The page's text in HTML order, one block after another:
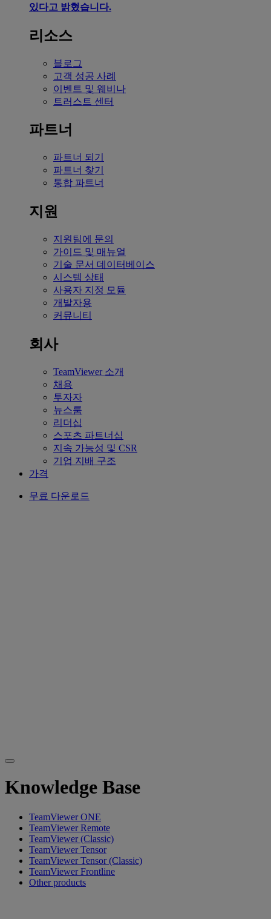
있다고 밝혔습니다.
리소스
블로그
고객 성공 사례
이벤트 및 웨비나
트러스트 센터
파트너
파트너 되기
파트너 찾기
통합 파트너
지원
지원팀에 문의
가이드 및 매뉴얼
기술 문서 데이터베이스
시스템 상태
사용자 지정 모듈
개발자용
커뮤니티
회사
TeamViewer 소개
채용
투자자
뉴스룸
리더십
스포츠 파트너십
지속 가능성 및 CSR
기업 지배 구조
가격
무료 다운로드
Knowledge Base
TeamViewer ONE
TeamViewer Remote
TeamViewer (Classic)
TeamViewer Tensor
TeamViewer Tensor (Classic)
TeamViewer Frontline
Other products